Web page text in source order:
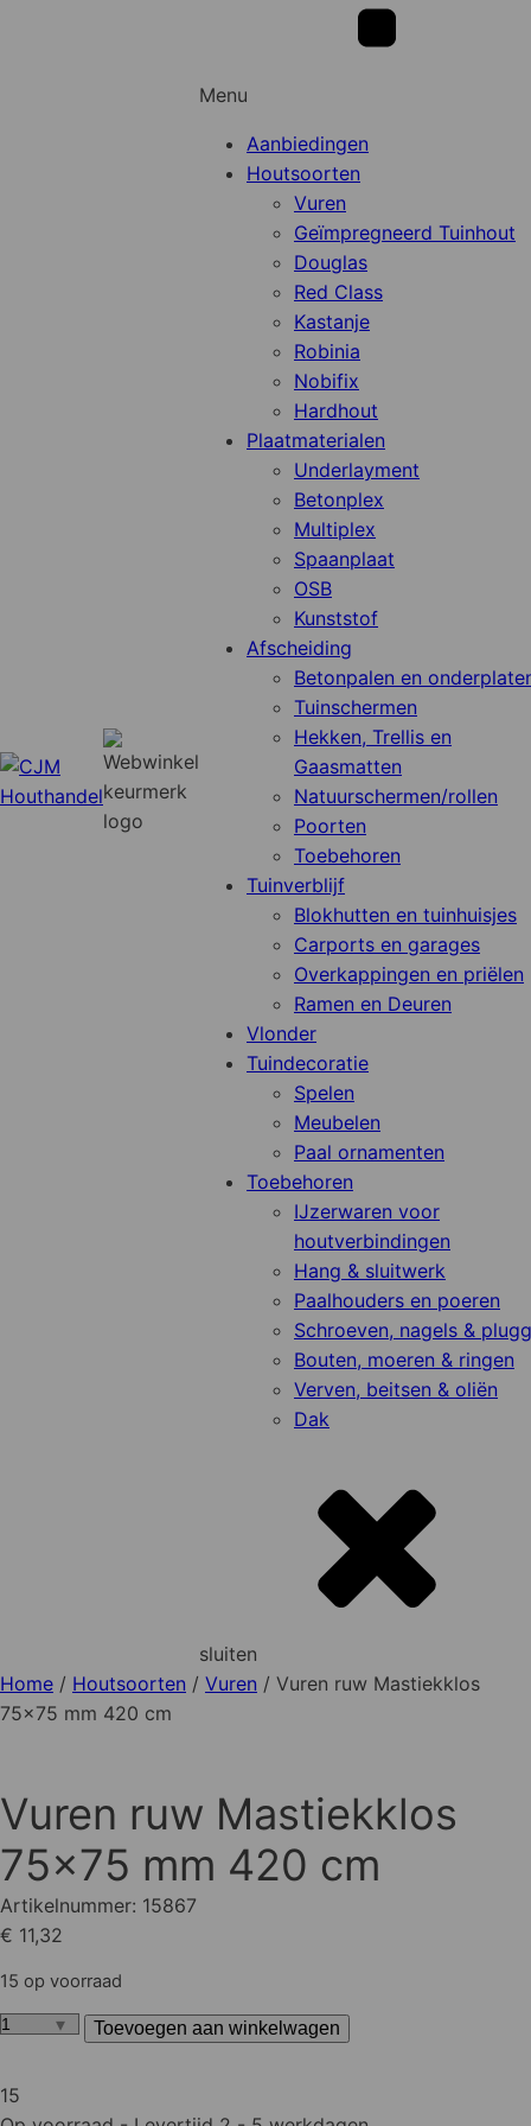
Menu
Aanbiedingen
Houtsoorten
Vuren
Geïmpregneerd Tuinhout
Douglas
Red Class
Kastanje
Robinia
Nobifix
Hardhout
Plaatmaterialen
Underlayment
Betonplex
Multiplex
Spaanplaat
OSB
Kunststof
Afscheiding
Betonpalen en
Tuinschermen
Hekken, Trellis en
Gaasmatten
Natuurschermen/rollen
Poorten
Toebehoren
Tuinverblijf
Blokhutten en tuinhuisjes
Carports en garages
Overkappingen en priëlen
Ramen en Deuren
Vlonder
Tuindecoratie
Spelen
Meubelen
Paal ornamenten
Toebehoren
IJzerwaren voor
houtverbindingen
Hang & sluitwerk
Paalhouders en poeren
Schroeven, nagels &
Bouten, moeren & ringen
Verven, beitsen & oliën
Dak
sluiten
Home / Houtsoorten / Vuren / Vuren ruw Mastiekklos
75x75 mm 420 cm
Vuren ruw Mastiekklos
75x75 mm 420 cm
Artikelnummer: 15867
€ 11,32
15 op voorraad
Vuren
Mastiekklos
Toevoegen aan winkelwagen
15